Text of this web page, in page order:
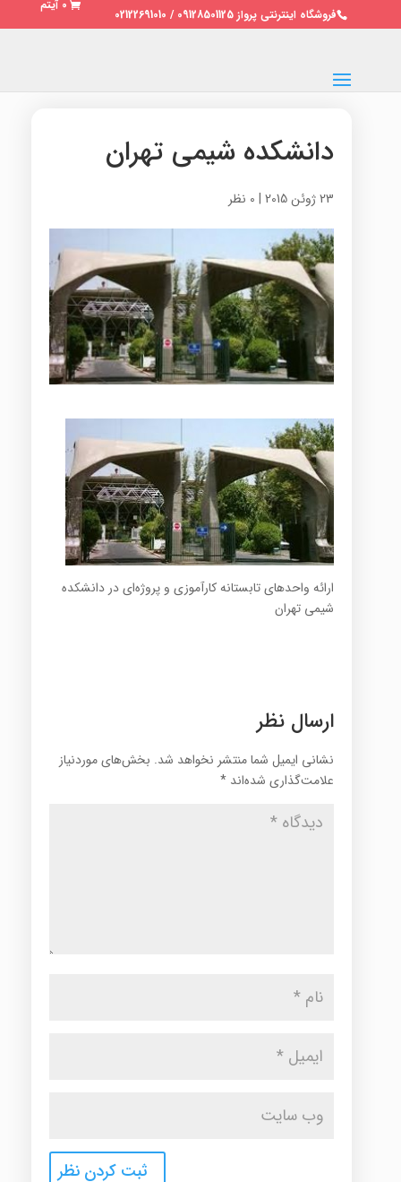
فروشگاه اینترنتی پرواز 09128501125 / 02122691010
0 آیتم
دانشکده شیمی تهران
23 ژوئن 2015 | 0 نظر
ارائه واحدهای تابستانه کارآموزی و پروژه‌ای در دانشکده
شیمی تهران
ارسال نظر
نشانی ایمیل شما منتشر نخواهد شد. بخش‌های موردنیاز
علامت‌گذاری شده‌اند *